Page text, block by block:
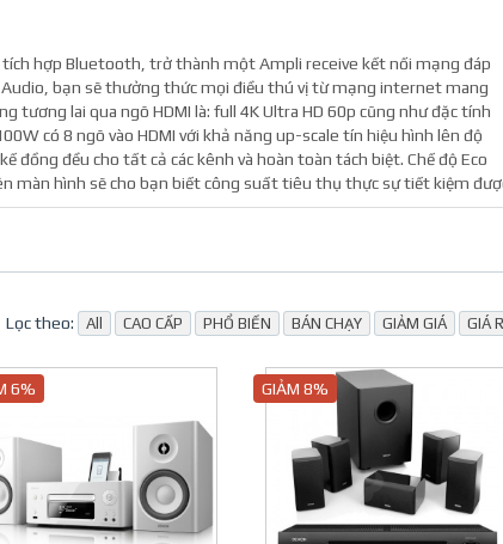
tích hợp Bluetooth, trở thành một Ampli receive kết nối mạng đáp
bạn sẽ thưởng thức mọi điều thú vị từ mạng internet mang
tương lai qua ngõ HDMI là: full 4K Ultra HD 60p cũng như đặc tính
có 8 ngõ vào HDMI với khả năng up-scale tín hiệu hình lên độ
đồng đều cho tất cả các kênh và hoàn toàn tách biệt. Chế độ Eco
màn hình sẽ cho bạn biết công suất tiêu thụ thực sự tiết kiệm
Lọc theo: All CAO CẤP PHỔ BIẾN BÁN CHẠY GIẢM GIÁ GIÁ
6% GIẢM 8%